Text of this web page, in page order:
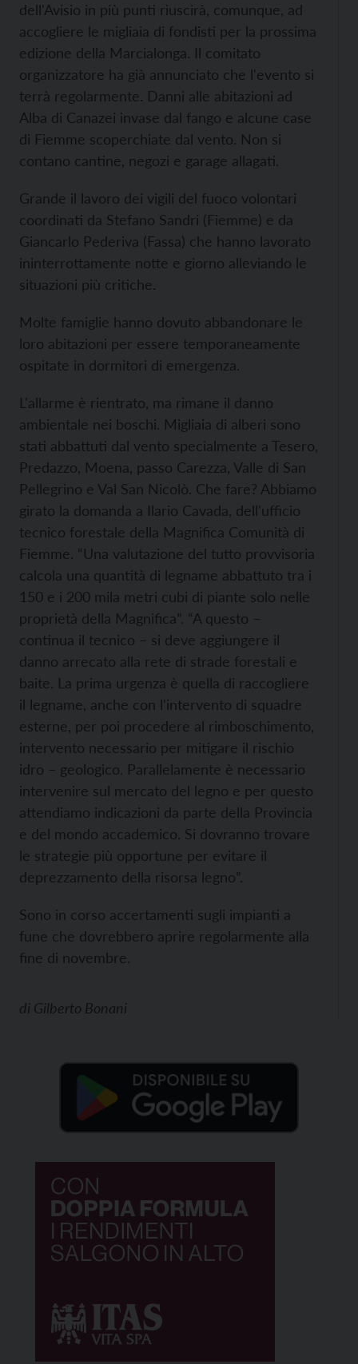
dell'Avisio in più punti riuscirà, comunque, ad
accogliere le migliaia di fondisti per la prossima
edizione della Marcialonga. Il comitato
organizzatore ha già annunciato che l'evento si
terrà regolarmente. Danni alle abitazioni ad
Alba di Canazei invase dal fango e alcune case
di Fiemme scoperchiate dal vento. Non si
contano cantine, negozi e garage allagati.
Grande il lavoro dei vigili del fuoco volontari
coordinati da Stefano Sandri (Fiemme) e da
Giancarlo Pederiva (Fassa) che hanno lavorato
ininterrottamente notte e giorno alleviando le
situazioni più critiche.
Molte famiglie hanno dovuto abbandonare le
loro abitazioni per essere temporaneamente
ospitate in dormitori di emergenza.
L'allarme è rientrato, ma rimane il danno
ambientale nei boschi. Migliaia di alberi sono
stati abbattuti dal vento specialmente a Tesero,
Predazzo, Moena, passo Carezza, Valle di San
Pellegrino e Val San Nicolò. Che fare? Abbiamo
girato la domanda a Ilario Cavada, dell'ufficio
tecnico forestale della Magnifica Comunità di
Fiemme. “Una valutazione del tutto provvisoria
calcola una quantità di legname abbattuto tra i
150 e i 200 mila metri cubi di piante solo nelle
proprietà della Magnifica”. “A questo –
continua il tecnico – si deve aggiungere il
danno arrecato alla rete di strade forestali e
baite. La prima urgenza è quella di raccogliere
il legname, anche con l'intervento di squadre
esterne, per poi procedere al rimboschimento,
intervento necessario per mitigare il rischio
idro – geologico. Parallelamente è necessario
intervenire sul mercato del legno e per questo
attendiamo indicazioni da parte della Provincia
e del mondo accademico. Si dovranno trovare
le strategie più opportune per evitare il
deprezzamento della risorsa legno”.
Sono in corso accertamenti sugli impianti a
fune che dovrebbero aprire regolarmente alla
fine di novembre.
di Gilberto Bonani